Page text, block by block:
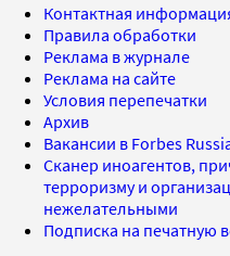
Контактная
Правила обработки
Реклама в журнале
Реклама на сайте
Условия перепечатки
Архив
Вакансии в Forbes
Сканер иноагентов,
терроризму и
нежелательными
Подписка на печатную